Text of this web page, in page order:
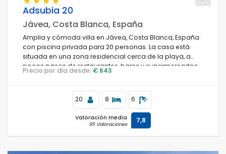
Adsubia 20
Jávea, Costa Blanca, España
Amplia y cómoda villa en Jávea, Costa Blanca, España
con piscina privada para 20 personas. La casa está
situada en una zona residencial cerca de la playa, a
pocos pasos de restaurantes, bares y supermercados,
a 1 km de la playa de El Arenal, Jávea, y a 1 km del Mar
Precio por día desde: € 643
20 8 6
Valoración media
95 Valoraciones 7,8